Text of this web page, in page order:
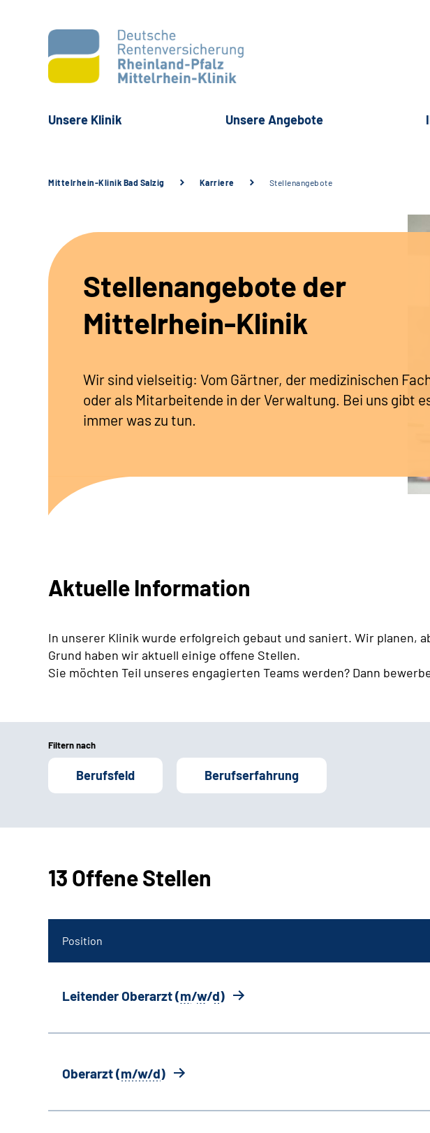
Unsere Klinik Unsere Angebote
Mittelrhein-Klinik Bad Salzig Karriere Stellenangebote
Stellenangebote der
Mittelrhein-Klinik
Wir sind vielseitig: Vom Gärtner, der medizinischen
oder als Mitarbeitende in der Verwaltung. Bei uns gibt
immer was zu tun.
Aktuelle Information
In unserer Klinik wurde erfolgreich gebaut und saniert. Wir planen,
Grund haben wir aktuell einige offene Stellen.
Sie möchten Teil unseres engagierten Teams werden? Dann
Filtern nach
Berufsfeld Berufserfahrung
13 Offene Stellen
Position
Leitender Oberarzt (m/w/d)
Oberarzt (m/w/d)